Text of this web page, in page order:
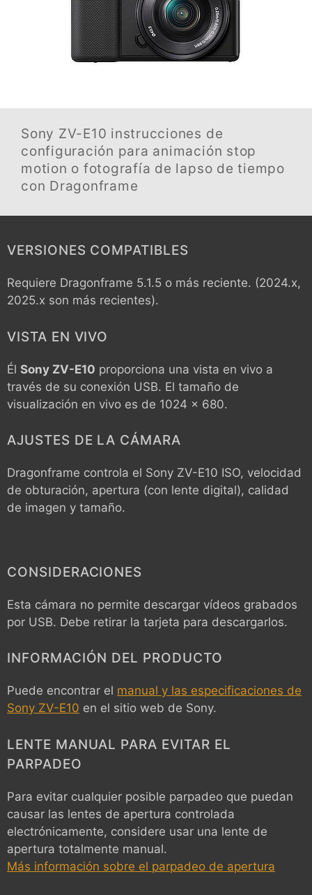
Sony ZV-E10 instrucciones de
configuración para animación stop
motion o fotografía de lapso de tiempo
con Dragonframe
VERSIONES COMPATIBLES
Requiere Dragonframe 5.1.5 o más reciente. (2024.x,
2025.x son más recientes).
VISTA EN VIVO
Él Sony ZV-E10 proporciona una vista en vivo a
través de su conexión USB. El tamaño de
visualización en vivo es de 1024 x 680.
AJUSTES DE LA CÁMARA
Dragonframe controla el Sony ZV-E10 ISO, velocidad
de obturación, apertura (con lente digital), calidad
de imagen y tamaño.
CONSIDERACIONES
Esta cámara no permite descargar vídeos grabados
por USB. Debe retirar la tarjeta para descargarlos.
INFORMACIÓN DEL PRODUCTO
Puede encontrar el manual y las especificaciones de
Sony ZV-E10 en el sitio web de Sony.
LENTE MANUAL PARA EVITAR EL
PARPADEO
Para evitar cualquier posible parpadeo que puedan
causar las lentes de apertura controlada
electrónicamente, considere usar una lente de
apertura totalmente manual.
Más información sobre el parpadeo de apertura